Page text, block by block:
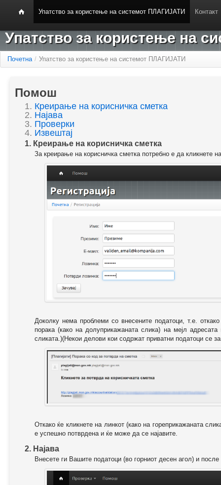
Упатство за користење на системот ПЛАГИЈАТИ Контакт
Упатство за користење на
Почетна / Упатство за користење на системот ПЛАГИЈАТИ
Помош
1. Креирање на корисничка сметка
2. Најава
3. Проверки
4. Извештај
1. Креирање на корисничка сметка
За креирање на корисничка сметка потребно е да кликнете
Доколку нема проблеми со внесените податоци, т.е.
порака (како на долуприкажаната слика) на мејл
сликата.)(Некои делови кои содржат приватни податоци се
Откако ќе кликнете на линкот (како на гореприкажаната
е успешно потврдена и ќе може да се најавите.
2. Најава
Внесете ги Вашите податоци (во горниот десен агол) и